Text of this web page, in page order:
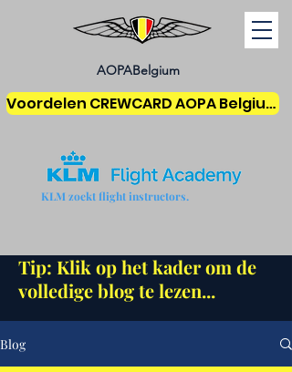
AOPABelgium
KLM zoekt flight instructors.
Voordelen CREWCARD AOPA Belgium
Tip: Klik op het kader om de
volledige blog te lezen...
Blog